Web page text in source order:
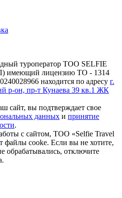
туроператор ТОО SELFIE
лицензию ТО - 1314
находится по адресу г.
р-он, пр-т Кунаева 39 кв.1 ЖК
сайт, вы подтверждает свое
данных и принятие
.
с сайтом, ТОО «Selfie Travel
файлы cooke. Если вы не хотите,
обрабатывались, отключите